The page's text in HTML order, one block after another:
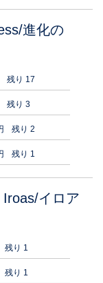
進化の
残り 17
残り 3
残り 2
残り 1
イロア
残り 1
残り 1